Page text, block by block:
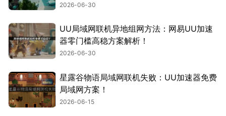
2026-06-30
UU局域网联机异地组网方法：网易UU加速
器零门槛高稳方案解析！
2026-06-30
星露谷物语局域网联机失败：UU加速器免费
局域网方案！
2026-06-15